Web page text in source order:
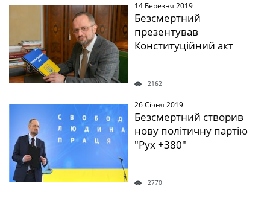
14 Березня 2019
Безсмертний
презентував
Конституційний акт
2162
26 Січня 2019
Безсмертний створив
нову політичну партію
"Рух +380"
2770